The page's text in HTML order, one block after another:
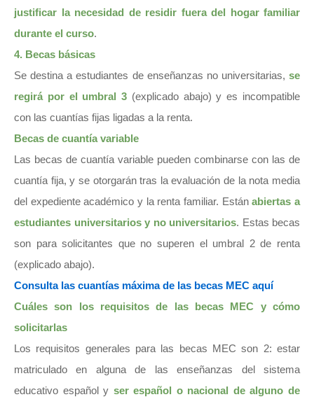
justificar la necesidad de residir fuera del hogar familiar
durante el curso.
4. Becas básicas
Se destina a estudiantes de enseñanzas no universitarias, se
regirá por el umbral 3 (explicado abajo) y es incompatible
con las cuantías fijas ligadas a la renta.
Becas de cuantía variable
Las becas de cuantía variable pueden combinarse con las de
cuantía fija, y se otorgarán tras la evaluación de la nota media
del expediente académico y la renta familiar. Estánabiertas a
estudiantes universitarios y no universitarios. Estas becas
son para solicitantes que no superen el umbral 2 de renta
(explicado abajo).
Consulta las cuantías máxima de las becas MEC aquí
Cuáles son los requisitos de las becas MEC y cómo
solicitarlas
Los requisitos generales para las becas MEC son 2: estar
matriculado en alguna de las enseñanzas del sistema
educativo español y ser español o nacional de alguno de